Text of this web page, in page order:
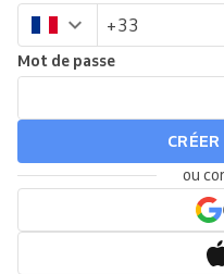
Mot de passe
ou